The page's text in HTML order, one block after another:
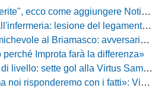
aggiungere NotiziarioCalcio alle tue notizie
del legamento crociato per Nicola Masut
Briamasco: avversaria la Roma Under 20
Improta farà la differenza»
gol alla Virtus Sammarco e colpo in difesa
con i fatti»: Vibonese, parla il ds Maglia